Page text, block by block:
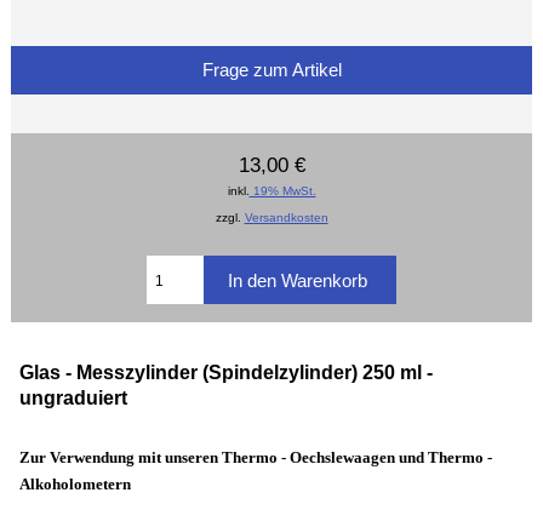
Frage zum Artikel
13,00 €
inkl. 19% MwSt.
zzgl. Versandkosten
Glas - Messzylinder (Spindelzylinder) 250 ml -
ungraduiert
Zur Verwendung mit unseren Thermo - Oechslewaagen und Thermo -
Alkoholometern